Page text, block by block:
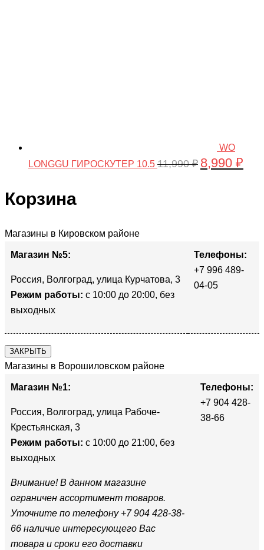
WO
LONGGU ГИРОСКУТЕР 10.5 11,990₽ 8,990 ₽
Корзина
Прокрутка
Магазины в Кировском районе
Магазин №5:
Россия, Волгоград, улица Курчатова, 3
Режим работы: с 10:00 до 20:00, без
выходных
Телефоны:
+7 996 489-
04-05
ЗАКРЫТЬ
Магазины в Ворошиловском районе
Магазин №1:
Россия, Волгоград, улица Рабоче-
Крестьянская, 3
Режим работы: с 10:00 до 21:00, без
выходных
Внимание! В данном магазине
ограничен ассортимент товаров.
Уточните по телефону +7 904 428-38-
66 наличие интересующего Вас
товара и сроки его доставки
Телефоны:
+7 904 428-
38-66